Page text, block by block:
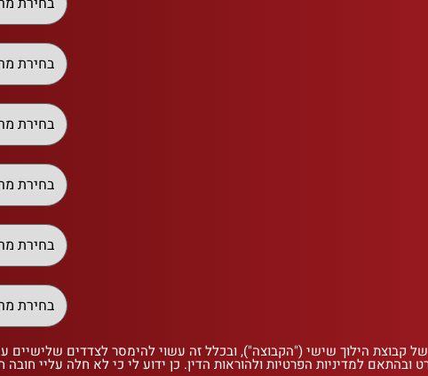
קבוצת הילוך שישי ("הקבוצה"), ובכלל זה עשוי להימסר לצדדים
ובהתאם למדיניות הפרטיות ולהוראות הדין. כן ידוע לי כי לא חלה עליי